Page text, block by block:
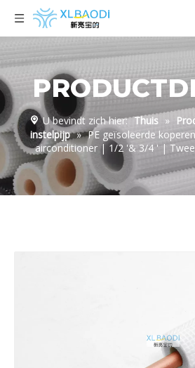
U bevindt zich hier: Thuis »
instelpijp » PE geïsoleerde
airconditioner | 1/2 '& 3/4 ' |